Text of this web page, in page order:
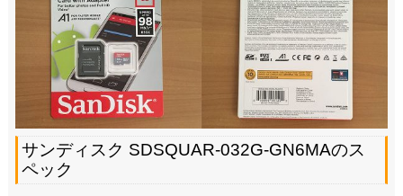
サンディスク SDSQUAR-032G-GN6MAのス
ペック